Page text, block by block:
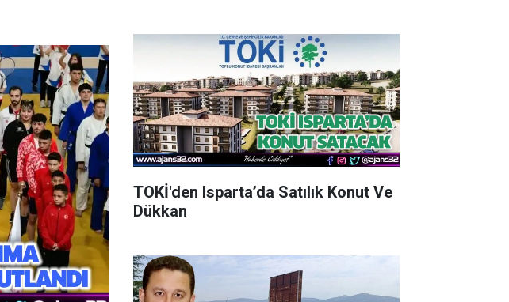
TOKİ'den Isparta’da Satılık Konut Ve
Dükkan